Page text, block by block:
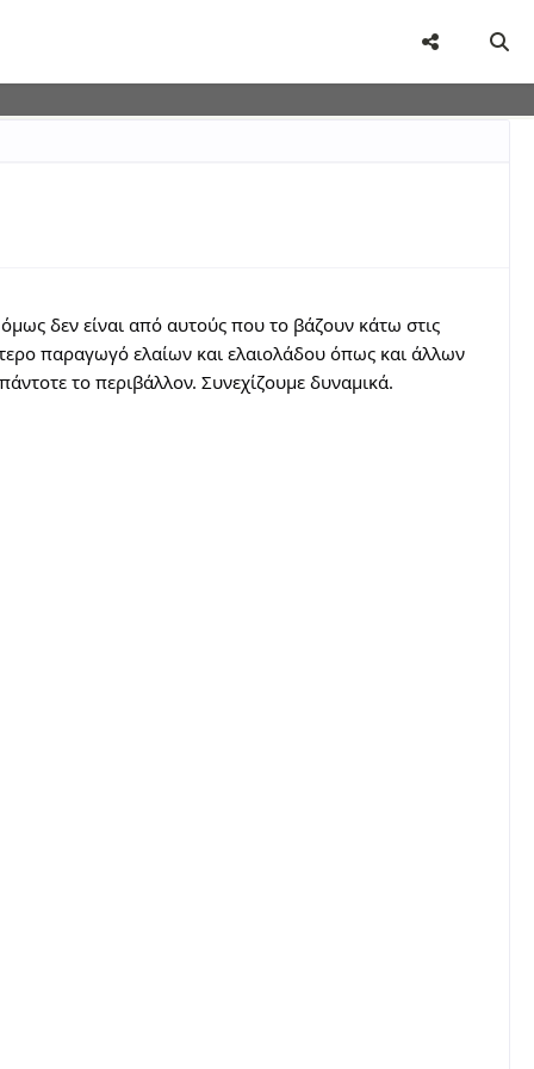
δεν είναι από αυτούς που το βάζουν κάτω στις
παραγωγό ελαίων και ελαιολάδου όπως και άλλων
το περιβάλλον. Συνεχίζουμε δυναμικά.
agent